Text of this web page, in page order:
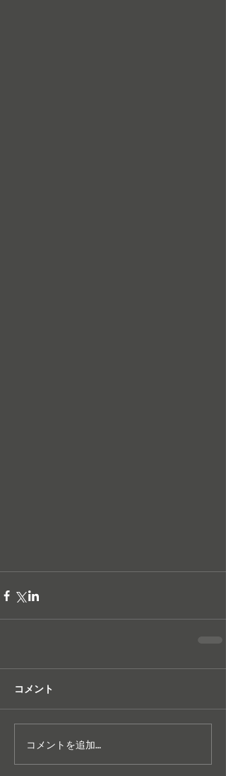
コメント
コメントを追加…